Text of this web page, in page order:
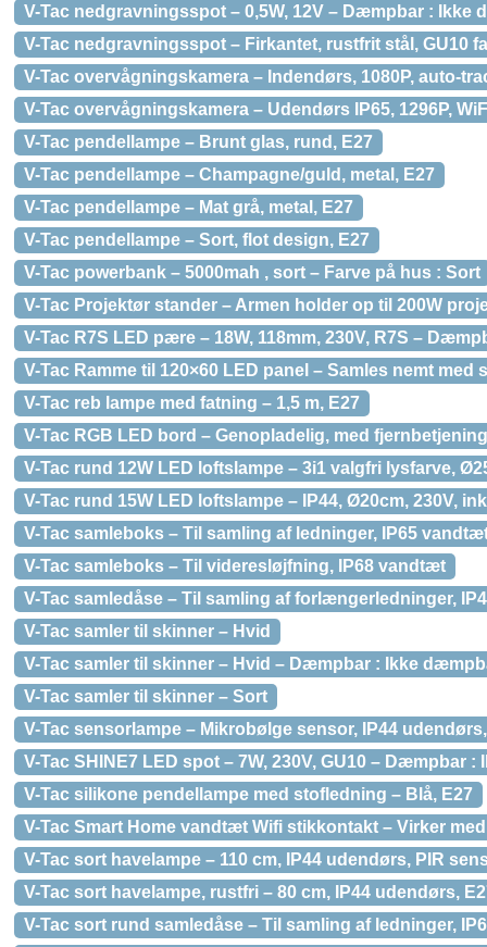
V-Tac nedgravningsspot – 0,5W, 12V – Dæmpbar : Ikke
V-Tac nedgravningsspot – Firkantet, rustfrit stål, GU10
V-Tac overvågningskamera – Indendørs, 1080P, auto-
V-Tac overvågningskamera – Udendørs IP65, 1296P,
V-Tac pendellampe – Brunt glas, rund, E27
V-Tac pendellampe – Champagne/guld, metal, E27
V-Tac pendellampe – Mat grå, metal, E27
V-Tac pendellampe – Sort, flot design, E27
V-Tac powerbank – 5000mah , sort – Farve på hus : Sort
V-Tac Projektør stander – Armen holder op til 200W
V-Tac R7S LED pære – 18W, 118mm, 230V, R7S –
V-Tac Ramme til 120×60 LED panel – Samles nemt med
V-Tac reb lampe med fatning – 1,5 m, E27
V-Tac RGB LED bord – Genopladelig, med
V-Tac rund 12W LED loftslampe – 3i1 valgfri lysfarve,
V-Tac rund 15W LED loftslampe – IP44, Ø20cm, 230V,
V-Tac samleboks – Til samling af ledninger, IP65
V-Tac samleboks – Til videresløjfning, IP68 vandtæt
V-Tac samledåse – Til samling af forlængerledninger,
V-Tac samler til skinner – Hvid
V-Tac samler til skinner – Hvid – Dæmpbar : Ikke
V-Tac samler til skinner – Sort
V-Tac sensorlampe – Mikrobølge sensor, IP44
V-Tac SHINE7 LED spot – 7W, 230V, GU10 – Dæmpbar
V-Tac silikone pendellampe med stofledning – Blå, E27
V-Tac Smart Home vandtæt Wifi stikkontakt – Virker
V-Tac sort havelampe – 110 cm, IP44 udendørs, PIR
V-Tac sort havelampe, rustfri – 80 cm, IP44 udendørs,
V-Tac sort rund samledåse – Til samling af ledninger,